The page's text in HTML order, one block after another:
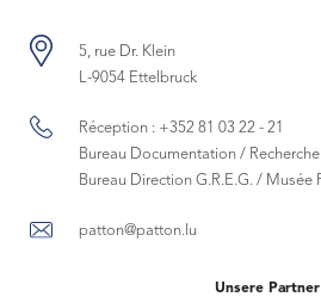
5, rue Dr. Klein
L-9054 Ettelbruck
Réception : +352 81 03 22 - 21
Bureau Documentation / Recherche
Bureau Direction G.R.E.G. / Musée
patton@patton.lu
Unsere Partner